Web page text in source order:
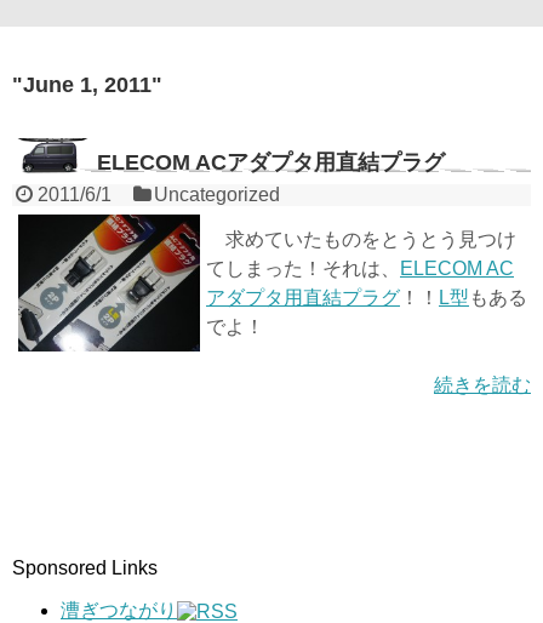
"June 1, 2011"
ELECOM ACアダプタ用直結プラグ
2011/6/1 Uncategorized
求めていたものをとうとう見つけ
てしまった！それは、
ELECOM AC
アダプタ用直結プラグ ！！ L型 もある
でよ！
続きを読む
Sponsored Links
漕ぎつながり